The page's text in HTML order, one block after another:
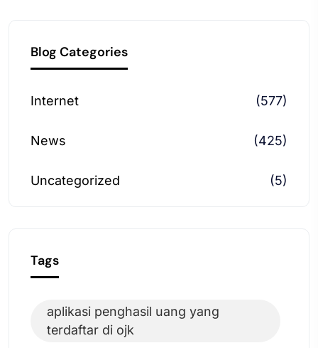
Blog Categories
Internet (577)
News (425)
Uncategorized (5)
Tags
aplikasi penghasil uang yang
terdaftar di ojk